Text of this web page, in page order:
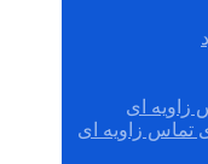
زاویه ای
تماس زاویه ای